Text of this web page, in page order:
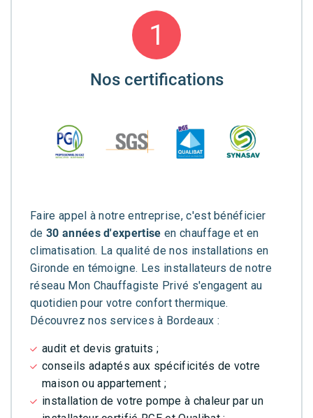
1
Nos certifications
Faire appel à notre entreprise, c'est bénéficier
de 30 années d'expertiseen chauffage et en
climatisation. La qualité de nos installations en
Gironde en témoigne. Les installateurs de notre
réseau Mon Chauffagiste Privé s'engagent au
quotidien pour votre confort thermique.
Découvrez nos services à Bordeaux :
audit et devis gratuits ;
conseils adaptés aux spécificités de votre
maison ou appartement ;
installation de votre pompe à chaleur par un